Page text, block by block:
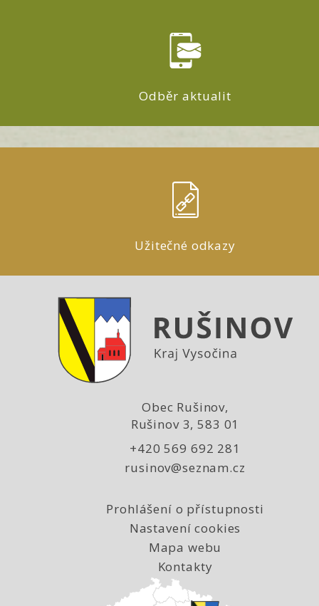
Odběr aktualit
Užitečné odkazy
Obec Rušinov,
Rušinov 3, 583 01
+420 569 692 281
rusinov@seznam.cz
Prohlášení o přístupnosti
Nastavení cookies
Mapa webu
Kontakty